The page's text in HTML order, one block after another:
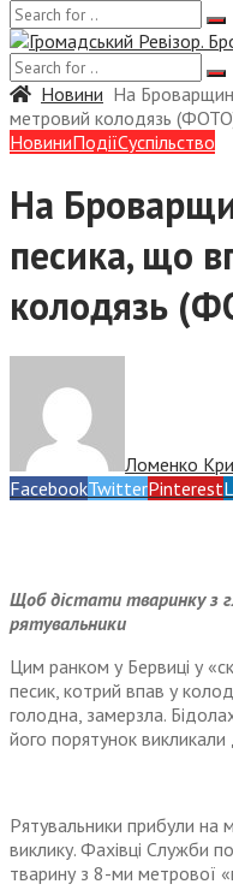
Новини На
метровий колодязь
НовиниПодіїСуспiльство
На
песика, що
колодязь
Ломенко
FacebookTwitterPinterest
Щоб дістати тваринку з
рятувальники
Цим ранком у Бервиці у
песик, котрий впав у
голодна, замерзла.
його порятунок
Рятувальники прибули на
виклику. Фахівці Служби
тварину з 8-ми метрової